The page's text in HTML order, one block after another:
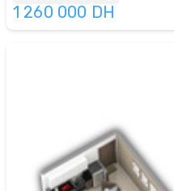
1 260 000 DH